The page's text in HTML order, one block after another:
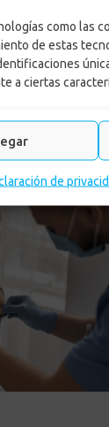
como las
de estas
a ciertas
de
de
La